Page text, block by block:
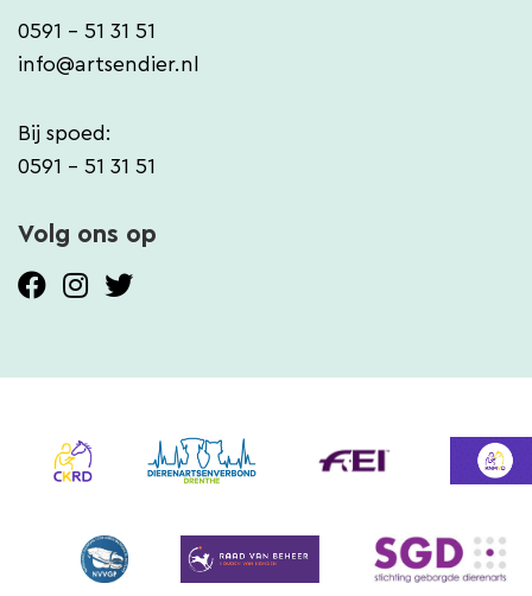
0591 - 51 31 51
info@artsendier.nl
Bij spoed:
0591 - 51 31 51
Volg ons op